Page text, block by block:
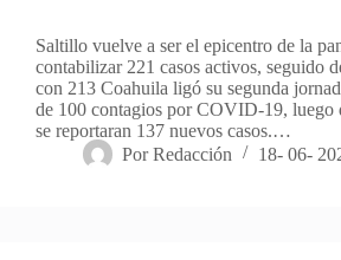
Saltillo vuelve a ser el epicentro de la
contabilizar 221 casos activos, seguido
con 213 Coahuila ligó su segunda
de 100 contagios por COVID-19, luego
se reportaran 137 nuevos casos.…
Por Redacción 18- 06-